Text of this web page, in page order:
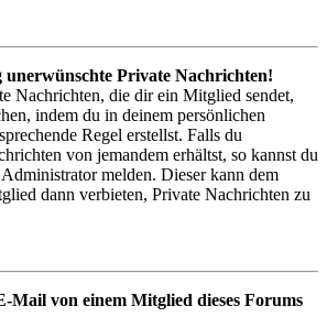
unerwünschte Private Nachrichten!
Nachrichten, die dir ein Mitglied sendet,
indem du in deinem persönlichen
Regel erstellst. Falls du
von jemandem erhältst, so kannst du
melden. Dieser kann dem
dann verbieten, Private Nachrichten zu
Mail von einem Mitglied dieses Forums